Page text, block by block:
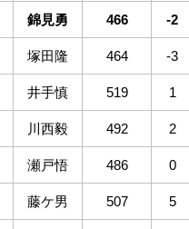
錦見勇 466 -2
塚田隆 464 -3
井手慎 519 1
川西毅 492 2
瀬戸悟 486 0
藤ケ男 507 5